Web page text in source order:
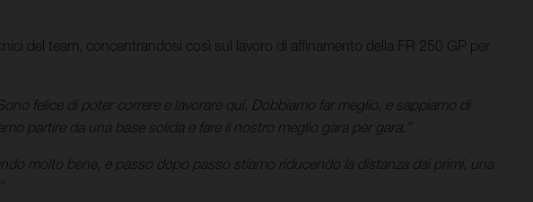
del team, concentrandosi così sul lavoro di affinamento della FR 250 GP per
felice di poter correre e lavorare qui. Dobbiamo far meglio, e sappiamo di
partire da una base solida e fare il nostro meglio gara per gara.”
molto bene, e passo dopo passo stiamo riducendo la distanza dai primi, una